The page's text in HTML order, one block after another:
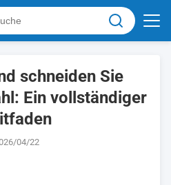
schneiden Sie
Ein vollständiger
04/22